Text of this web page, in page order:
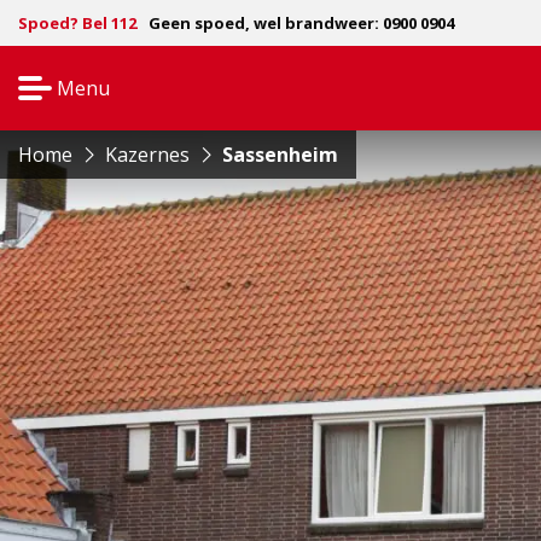
Spoed? Bel 112 Geen spoed, wel brandweer: 0900 0904
Menu
navigatie
Home Kazernes Sassenheim